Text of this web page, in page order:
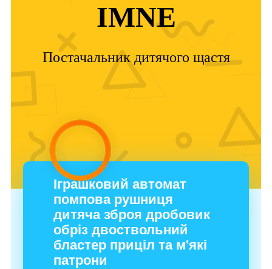
IMNE
Постачальник дитячого щастя
Іграшковий автомат
помпова рушниця
дитяча зброя дробовик
обріз двоствольний
бластер приціл та м'які
патрони